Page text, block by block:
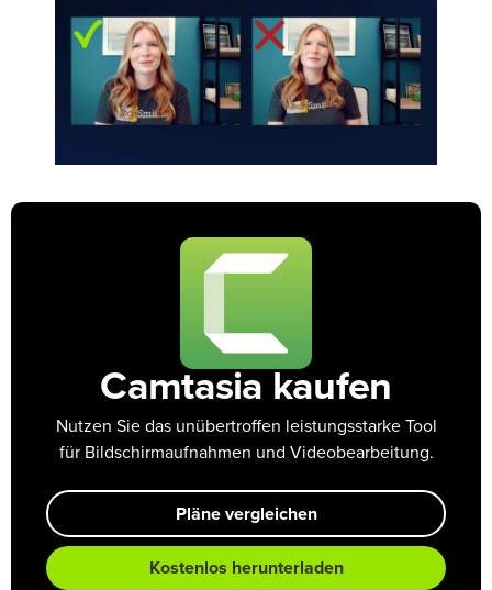
Camtasia kaufen
Nutzen Sie das unübertroffen leistungsstarke Tool
für Bildschirmaufnahmen und Videobearbeitung.
Pläne vergleichen
Kostenlos herunterladen